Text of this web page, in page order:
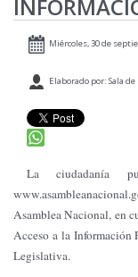
LEGISLAMOS
FISCALIZAMOS
PRENSA
PARTICIPACIÓN
RELACIONES
AGENDA
Miércoles, 30 de
Elaborado por: Sala de
La ciudadanía
Asamblea Nacional, en
Acceso a la
Legislativa.